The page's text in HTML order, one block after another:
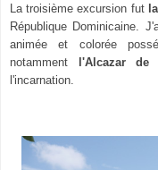
La troisième excursion fut
République Dominicaine.
animée et colorée
notamment l'Alcazar de
l'incarnation.